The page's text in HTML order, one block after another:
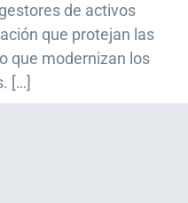
de activos
que protejan las
que modernizan los
[…]